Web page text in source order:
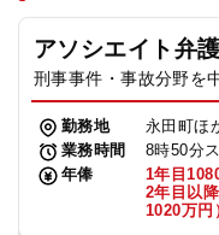
アソシエイト弁
刑事事件・事故分野を
勤務地
永田町ほ
業務時間
8時50分
年俸
1年目
2年目以
1020万円